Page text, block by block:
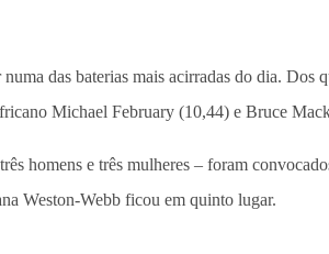
das baterias mais acirradas do dia.
Michael February (10,44) e Bruce
homens e três mulheres – foram
Weston-Webb ficou em quinto lugar.